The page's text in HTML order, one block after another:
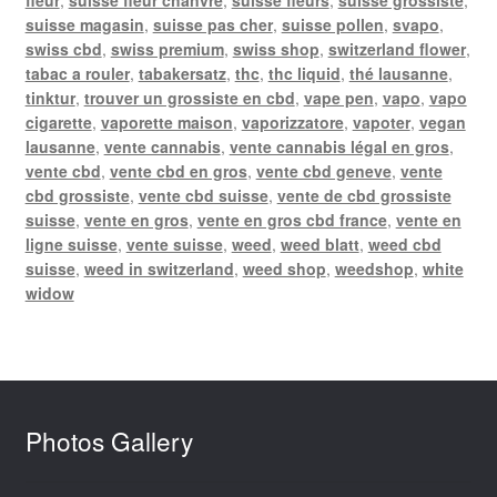
suisse magasin, suisse pas cher, suisse pollen, svapo,
swiss cbd, swiss premium, swiss shop, switzerland flower,
tabac a rouler, tabakersatz, thc, thc liquid, thé lausanne,
tinktur, trouver un grossiste en cbd, vape pen, vapo, vapo
cigarette, vaporette maison, vaporizzatore, vapoter, vegan
lausanne, vente cannabis, vente cannabis légal en gros,
vente cbd, vente cbd en gros, vente cbd geneve, vente
cbd grossiste, vente cbd suisse, vente de cbd grossiste
suisse, vente en gros, vente en gros cbd france, vente en
ligne suisse, vente suisse, weed, weed blatt, weed cbd
suisse, weed in switzerland, weed shop, weedshop, white
widow
Photos Gallery